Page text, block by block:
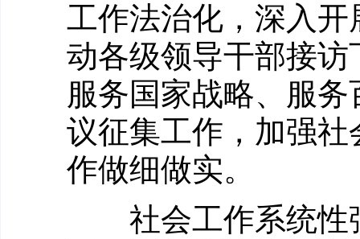
工作法治化，深入
动各级领导干部接
服务国家战略、服
议征集工作，加强
作做细做实。
社会工作系统性